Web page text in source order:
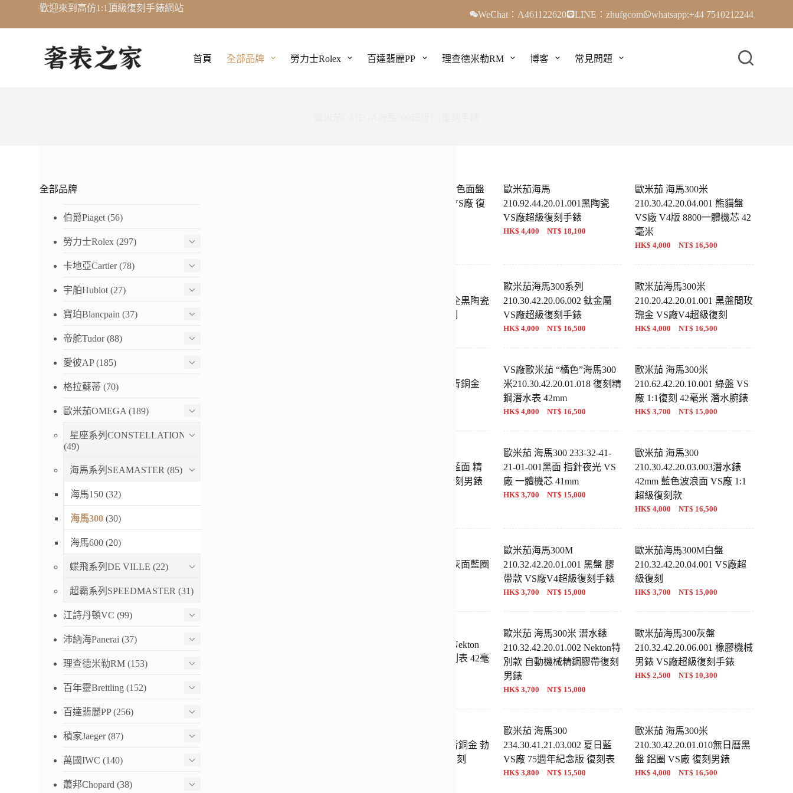
至
歡迎來到高仿1:1頂級復刻手錶網站
WeChat：A461122620 LINE：zhufgcom whatsapp:+44 7510212244
首頁 全部品牌 勞力士Rolex 百達翡麗PP 理查德米勒RM 博客 常見問題
歐米茄 海馬300米 綠色面盤
210.30.42.20.10.001 VS廠 復
歐米茄海馬
210.92.44.20.01.001黑陶瓷
VS廠超級復刻手錶
HK$ 4,400 NT$ 18,100
歐米茄 海馬300米
210.30.42.20.04.001 熊貓盤
VS廠 V4版 8800一體機芯 42
毫米
HK$ 4,000 NT$ 16,500
210.92.44.20.01.003 全黑陶瓷
歐米茄海馬300系列
210.30.42.20.06.002 鈦金屬
VS廠超級復刻手錶
HK$ 4,000 NT$ 16,500
歐米茄海馬300米
210.20.42.20.01.001 黑盤間玫
瑰金 VS廠V4超級復刻
HK$ 4,000 NT$ 16,500
210.62.42.20.13.001 青銅金
VS廠歐米茄 “橘色”海馬300
米210.30.42.20.01.018 復刻精
鋼潛水表 42mm
HK$ 4,000 NT$ 16,500
歐米茄 海馬300米
210.62.42.20.10.001 綠盤 VS
廠 1:1復刻 42毫米 潛水腕錶
HK$ 3,700 NT$ 15,000
210.30.42.20.03.002 藍面 精
鋼 VS廠 超級夜光復刻男錶
歐米茄 海馬300 233-32-41-
21-01-001黑面 指針夜光 VS
廠 一體機芯 41mm
HK$ 3,700 NT$ 15,000
歐米茄 海馬300
210.30.42.20.03.003潛水錶
42mm 藍色波浪面 VS廠 1:1
超級復刻款
HK$ 4,000 NT$ 16,500
210.30.42.20.06.001 灰面藍圈
歐米茄海馬300M
210.32.42.20.01.001 黑盤 膠
帶款 VS廠V4超級復刻手錶
HK$ 3,700 NT$ 15,000
歐米茄海馬300M白盤
210.32.42.20.04.001 VS廠超
級復刻
HK$ 3,700 NT$ 15,000
210.30.42.20.01.002 Nekton
特別款 自動機械復刻表 42毫
歐米茄 海馬300米 潛水錶
210.32.42.20.01.002 Nekton特
別款 自動機械精鋼膠帶復刻
男錶
HK$ 3,700 NT$ 15,000
歐米茄海馬300灰盤
210.32.42.20.06.001 橡膠機械
男錶 VS廠超級復刻手錶
HK$ 2,500 NT$ 10,300
210.90.42.20.01.003青銅金 勃
根地紅圈 VS廠 1:1復刻
歐米茄 海馬300
234.30.41.21.03.002 夏日藍
VS廠 75週年紀念版 復刻表
HK$ 3,800 NT$ 15,500
歐米茄 海馬300米
210.30.42.20.01.010無日曆黑
盤 鋁圈 VS廠 復刻男錶
HK$ 4,000 NT$ 16,500
全部品牌
伯爵Piaget (56)
勞力士Rolex (297)
卡地亞Cartier(78)
宇舶Hublot (27)
寶珀Blancpain (37)
帝舵Tudor(88)
愛彼AP(185)
格拉蘇蒂 (70)
歐米茄OMEGA (189)
星座系列CONSTELLATION
(49)
海馬系列SEAMASTER (85)
海馬150 (32)
海馬300 (30)
海馬600 (20)
蝶飛系列DE VILLE (22)
超霸系列SPEEDMASTER (31)
江詩丹頓VC (99)
沛納海Panerai (37)
理查德米勒RM (153)
百年靈Breitling (152)
百達翡麗PP(256)
積家Jaeger(87)
萬國IWC (140)
蕭邦Chopard (38)